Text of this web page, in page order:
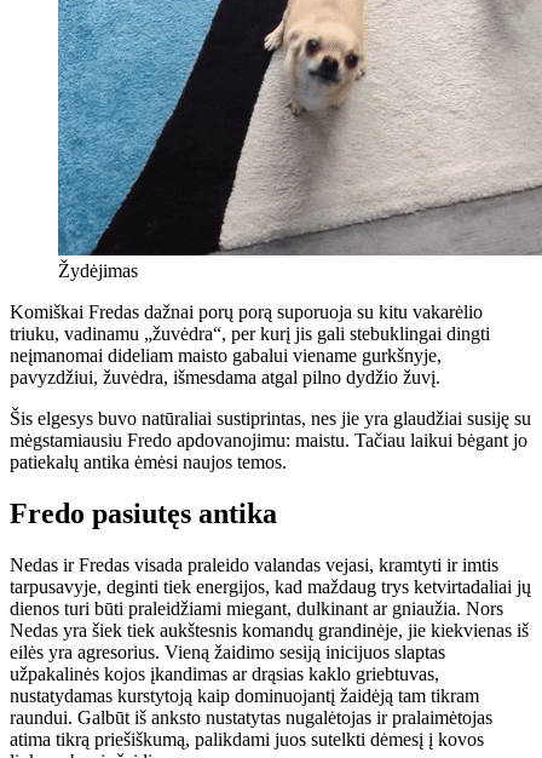
Žydėjimas
Komiškai Fredas dažnai porų porą suporuoja su kitu vakarėlio
triuku, vadinamu „žuvėdra“, per kurį jis gali stebuklingai dingti
neįmanomai dideliam maisto gabalui viename gurkšnyje,
pavyzdžiui, žuvėdra, išmesdama atgal pilno dydžio žuvį.
Šis elgesys buvo natūraliai sustiprintas, nes jie yra glaudžiai susiję su
mėgstamiausiu Fredo apdovanojimu: maistu. Tačiau laikui bėgant jo
patiekalų antika ėmėsi naujos temos.
Fredo pasiutęs antika
Nedas ir Fredas visada praleido valandas vejasi, kramtyti ir imtis
tarpusavyje, deginti tiek energijos, kad maždaug trys ketvirtadaliai jų
dienos turi būti praleidžiami miegant, dulkinant ar gniaužia. Nors
Nedas yra šiek tiek aukštesnis komandų grandinėje, jie kiekvienas iš
eilės yra agresorius. Vieną žaidimo sesiją inicijuos slaptas
užpakalinės kojos įkandimas ar drąsias kaklo griebtuvas,
nustatydamas kurstytoją kaip dominuojantį žaidėją tam tikram
raundui. Galbūt iš anksto nustatytas nugalėtojas ir pralaimėtojas
atima tikrą priešiškumą, palikdami juos sutelkti dėmesį į kovos